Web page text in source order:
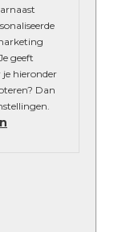
geeft
hieronder
Dan